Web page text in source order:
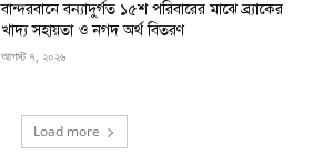
বান্দরবানে বন্যাদুর্গত ১৫শ পরিবারের মাঝে ব্র্যাকের
খাদ্য সহায়তা ও নগদ অর্থ বিতরণ
আগস্ট ৭, ২০২৬
Load more